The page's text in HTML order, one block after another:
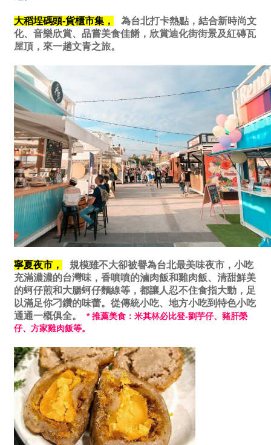
大稻埕碼頭-貨櫃市集，
為台北打卡熱點，結合新時尚文
化、音樂欣賞、品嘗美食佳餚，欣賞迪化街街景及紅磚瓦
屋頂，來一趟文青之旅。
寧夏夜市，
規模雖不大卻被譽為台北最美味夜市，小吃
充滿濃濃的台灣味，香噴噴的滷肉飯和雞肉飯、清甜鮮美
的蚵仔煎和大腸蚵仔麵線等，都讓人忍不住食指大動，足
以滿足你刁鑽的味蕾。從傳統小吃、地方小吃到特色小吃
通通一概俱全。 * 推薦美食：米其林必比登-劉芋仔、豬肝榮
仔、方家雞肉飯等。